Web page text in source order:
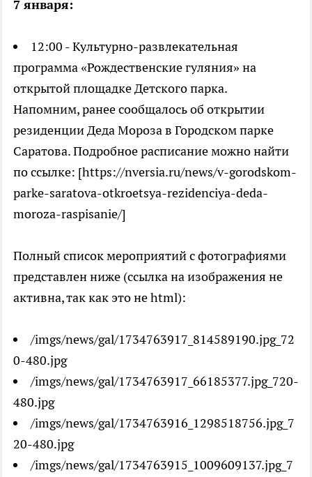
7 января:
12:00 - Культурно-развлекательная
программа «Рождественские гуляния» на
открытой площадке Детского парка.
Напомним, ранее сообщалось об открытии
резиденции Деда Мороза в Городском парке
Саратова. Подробное расписание можно найти
по ссылке: [https://nversia.ru/news/v-gorodskom-
parke-saratova-otkroetsya-rezidenciya-deda-
moroza-raspisanie/]
Полный список мероприятий с фотографиями
представлен ниже (ссылка на изображения не
активна, так как это не html):
/imgs/news/gal/1734763917_814589190.jpg_72
0-480.jpg
/imgs/news/gal/1734763917_66185377.jpg_720-
480.jpg
/imgs/news/gal/1734763916_1298518756.jpg_7
20-480.jpg
/imgs/news/gal/1734763915_1009609137.jpg_7